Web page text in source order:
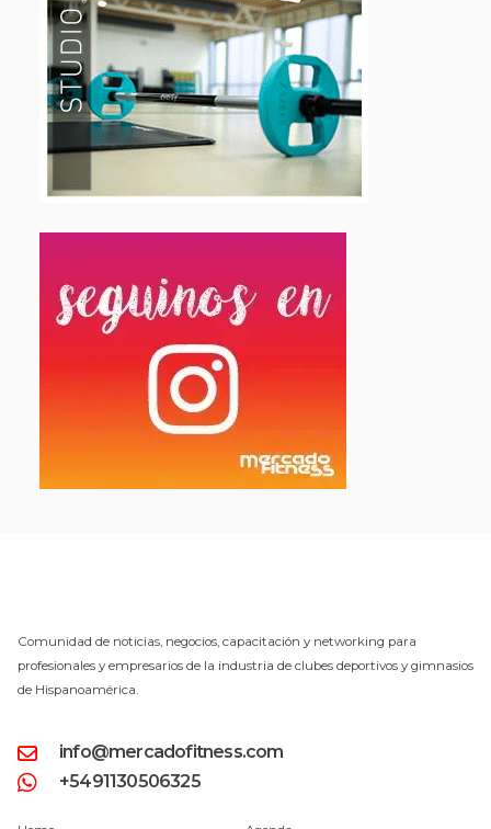
Comunidad de noticias, negocios, capacitación y networking para
profesionales y empresarios de la industria de clubes deportivos y gimnasios
de Hispanoamérica.
info@mercadofitness.com
+5491130506325